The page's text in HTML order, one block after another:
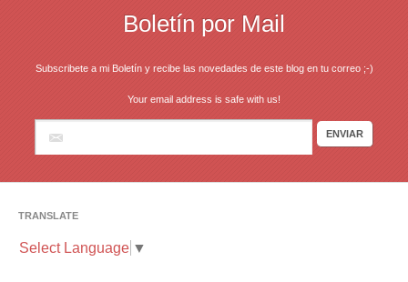
Boletín por Mail
Subscribete a mi Boletín y recibe las novedades de este blog en tu correo ;-)
Your email address is safe with us!
TRANSLATE
Select Language ▼